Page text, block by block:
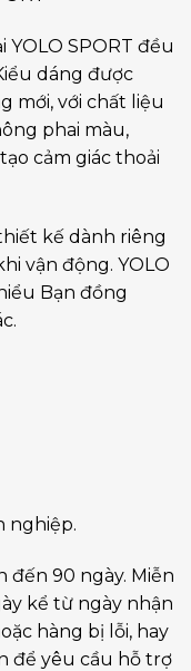
YOLO SPORT đều
dáng được
mới, với chất liệu
phai màu,
cảm giác thoải
kế dành riêng
vận động. YOLO
Bạn đồng
nghiệp.
đến 90 ngày. Miễn
kể từ ngày nhận
hàng bị lỗi, hay
để yêu cầu hỗ trợ